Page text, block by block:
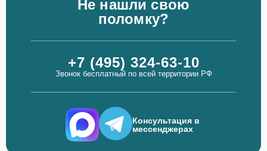
Не нашли свою
поломку?
+7 (495) 324-63-10
Звонок бесплатный по всей территории РФ
Консультация в
мессенджерах